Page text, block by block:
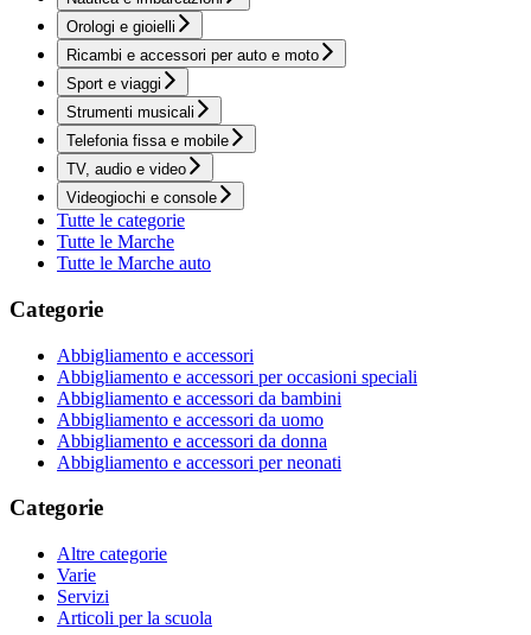
Orologi e gioielli
Ricambi e accessori per auto e moto
Sport e viaggi
Strumenti musicali
Telefonia fissa e mobile
TV, audio e video
Videogiochi e console
Tutte le categorie
Tutte le Marche
Tutte le Marche auto
Categorie
Abbigliamento e accessori
Abbigliamento e accessori per occasioni speciali
Abbigliamento e accessori da bambini
Abbigliamento e accessori da uomo
Abbigliamento e accessori da donna
Abbigliamento e accessori per neonati
Categorie
Altre categorie
Varie
Servizi
Articoli per la scuola